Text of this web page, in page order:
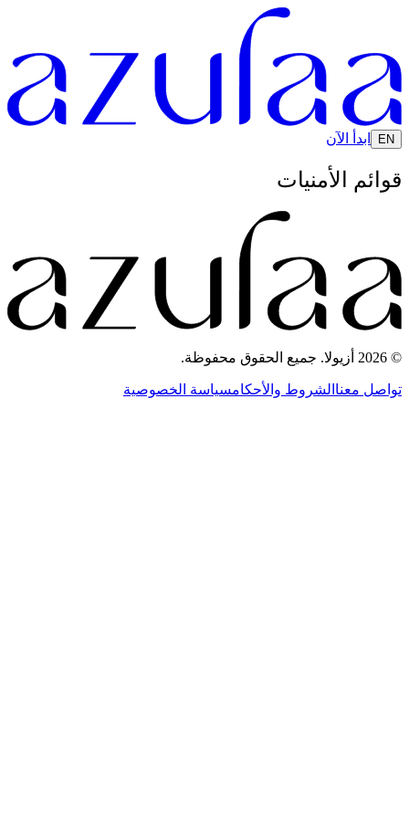
EN ابدأ الآن
قوائم الأمنيات
© 2026 أزيولا. جميع الحقوق محفوظة.
تواصل معنا الشروط والأحكامسياسة الخصوصية